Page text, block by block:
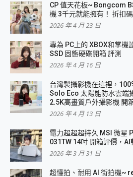
CP 值天花板~ Bongcom
機 3千元就能擁有！ 折扣
2026 年 4 月 23 日
專為 PC上的 XBOX和掌機
SSD 固態硬碟開箱 評測
2026 年 4 月 16 日
台灣製攝影機在這裡，
Solo Eco 太陽能防水雲端
2.5K高畫質戶外攝影機 開
2026 年 4 月 13 日
電力超超超持久 MSI 微星
031TW 14吋 開箱評價，
2026 年 3 月 31 日
超懂拍、耐用 AI 街拍機~